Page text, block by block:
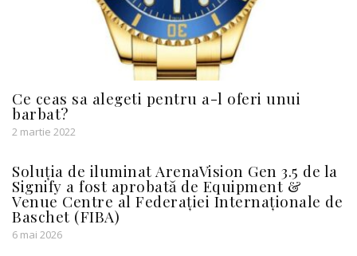
Ce ceas sa alegeti pentru a-l oferi unui
barbat?
2 martie 2022
Soluția de iluminat ArenaVision Gen 3.5 de la
Signify a fost aprobată de Equipment &
Venue Centre al Federației Internaționale de
Baschet (FIBA)
6 mai 2026